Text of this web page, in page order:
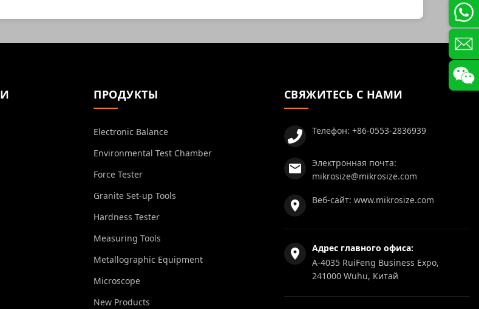
ПРОДУКТЫ
Electronic Balance
Environmental Test Chamber
Force Tester
Granite Set-up Tools
Hardness Tester
Measuring Tools
Metallographic Equipment
Microscope
New Products
СВЯЖИТЕСЬ С НАМИ
Телефон: +86-0553-2836939
Электронная почта:
mikrosize@mikrosize.com
Веб-сайт: www.mikrosize.com
Адрес главного офиса:
A-4035 RuiFeng Business Expo,
241000 Wuhu, Китай